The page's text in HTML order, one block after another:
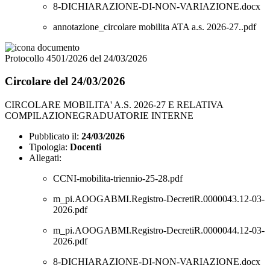
8-DICHIARAZIONE-DI-NON-VARIAZIONE.docx
annotazione_circolare mobilita ATA a.s. 2026-27..pdf
Protocollo 4501/2026 del 24/03/2026
Circolare del 24/03/2026
CIRCOLARE MOBILITA' A.S. 2026-27 E RELATIVA
COMPILAZIONEGRADUATORIE INTERNE
Pubblicato il: 24/03/2026
Tipologia: Docenti
Allegati:
CCNI-mobilita-triennio-25-28.pdf
m_pi.AOOGABMI.Registro-DecretiR.0000043.12-03-
2026.pdf
m_pi.AOOGABMI.Registro-DecretiR.0000044.12-03-
2026.pdf
8-DICHIARAZIONE-DI-NON-VARIAZIONE.docx